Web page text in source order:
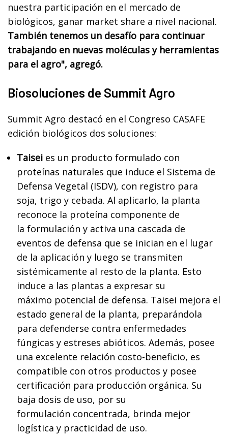
nuestra participación en el mercado de
biológicos, ganar market share a nivel nacional.
También tenemos un desafío para continuar
trabajando en nuevas moléculas y herramientas
para el agro", agregó.
Biosoluciones de Summit Agro
Summit Agro destacó en el Congreso CASAFE
edición biológicos dos soluciones:
Taisei es un producto formulado con
proteínas naturales que induce el Sistema de
Defensa Vegetal (ISDV), con registro para
soja, trigo y cebada. Al aplicarlo, la planta
reconoce la proteína componente de
la formulación y activa una cascada de
eventos de defensa que se inician en el lugar
de la aplicación y luego se transmiten
sistémicamente al resto de la planta. Esto
induce a las plantas a expresar su
máximo potencial de defensa. Taisei mejora el
estado general de la planta, preparándola
para defenderse contra enfermedades
fúngicas y estreses abióticos. Además, posee
una excelente relación costo-beneficio, es
compatible con otros productos y posee
certificación para producción orgánica. Su
baja dosis de uso, por su
formulación concentrada, brinda mejor
logística y practicidad de uso.